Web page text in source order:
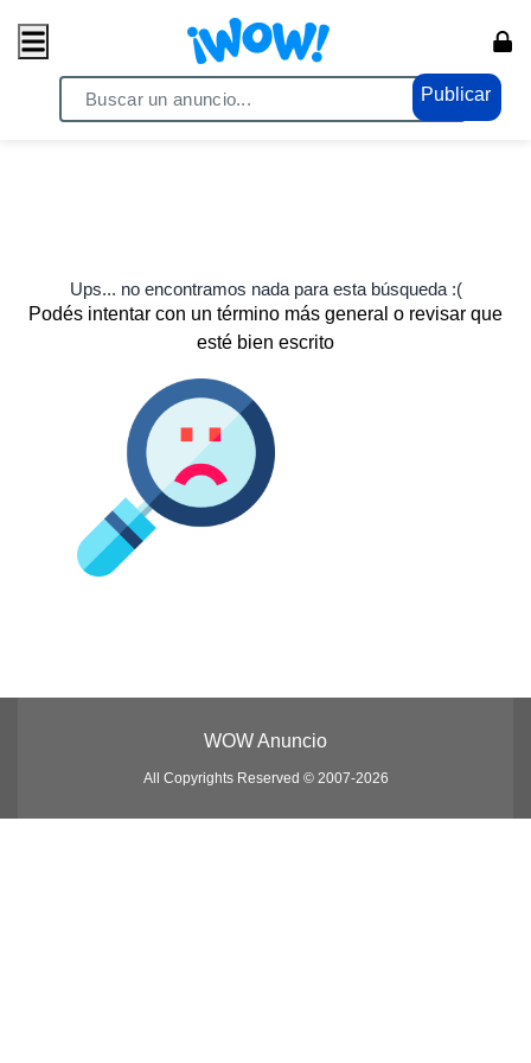
Publicar
Ups... no encontramos nada para esta búsqueda :(
Podés intentar con un término más general o revisar que
esté bien escrito
WOW Anuncio
All Copyrights Reserved © 2007-2026